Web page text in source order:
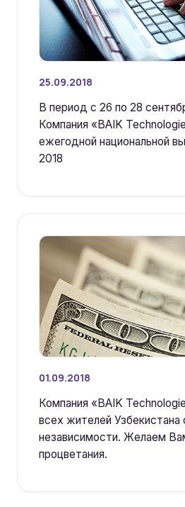
25.09.2018
В период с 26 по 28
Компания «BAIK
ежегодной национальной
2018
01.09.2018
Компания «BAIK
всех жителей
независимости. Желаем
процветания.